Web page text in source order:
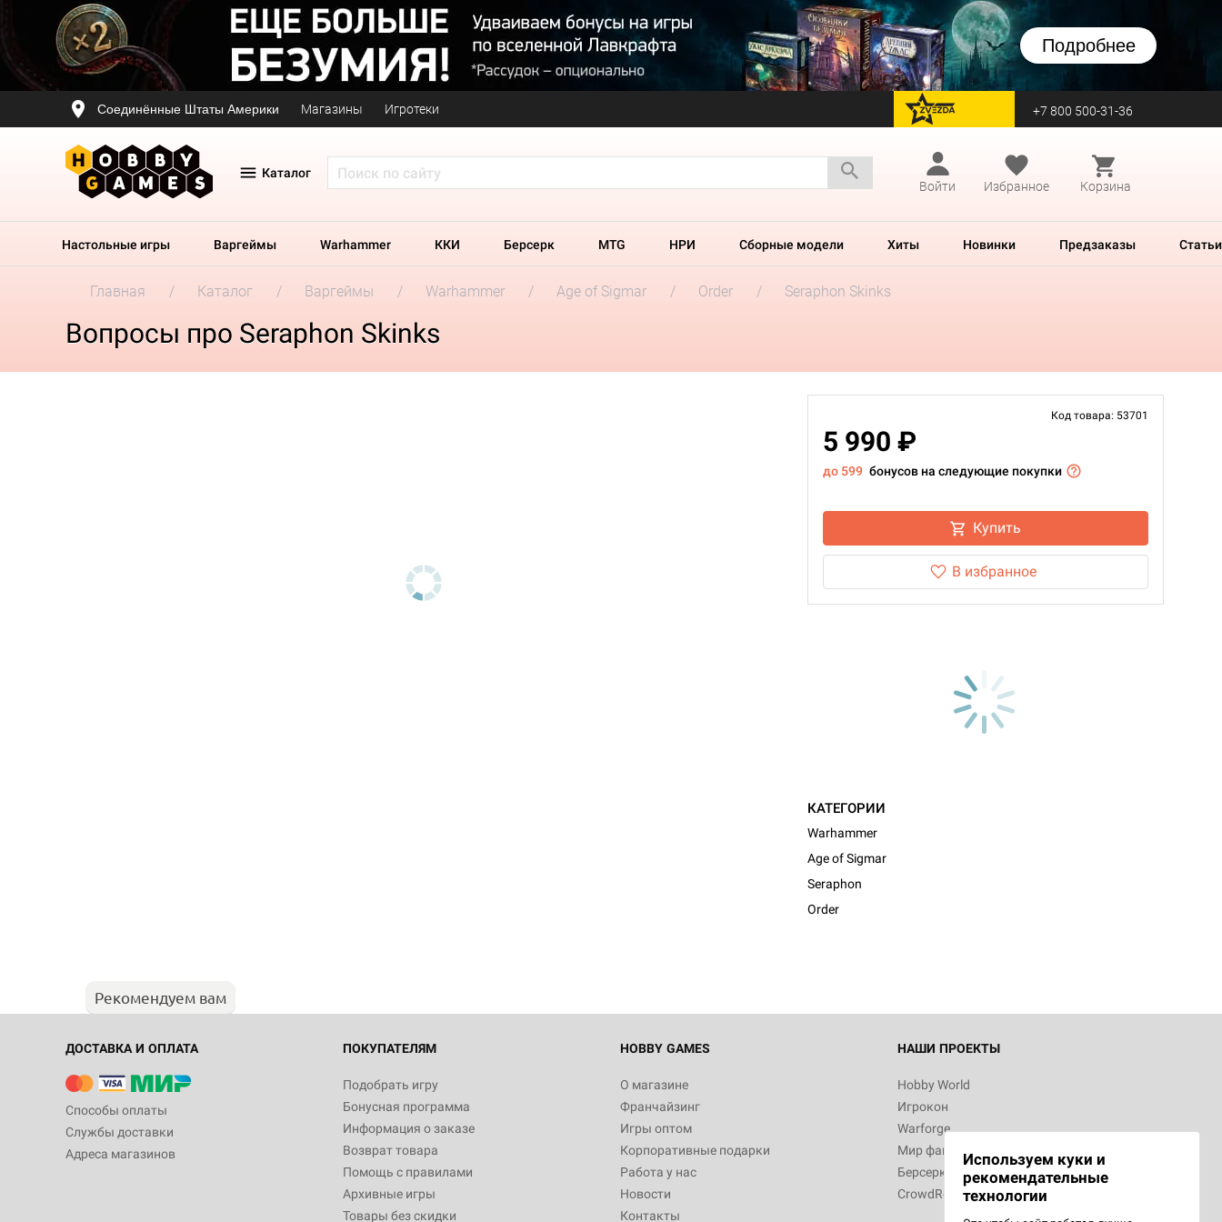
Подробнее
Соединённые Штаты Америки Магазины Игротеки перейти на Zvezda +7 800 500-31-36
Каталог
Войти
Избранное Корзина
Настольные игры Варгеймы Warhammer ККИ Берсерк MTG НРИ Сборные модели Хиты Новинки Предзаказы Статьи
Главная Каталог Варгеймы Warhammer Age of Sigmar Order Seraphon Skinks
Вопросы про Seraphon Skinks
Код товара: 53701
5 990 ₽
до 599 бонусов на следующие покупки
Купить
В избранное
КАТЕГОРИИ
Warhammer
Age of Sigmar
Seraphon
Order
Рекомендуем вам
ДОСТАВКА И ОПЛАТА
Способы оплаты
Службы доставки
Адреса магазинов
ПОКУПАТЕЛЯМ
Подобрать игру
Бонусная программа
Информация о заказе
Возврат товара
Помощь с правилами
Архивные игры
Товары без скидки
HOBBY GAMES
О магазине
Франчайзинг
Игры оптом
Корпоративные подарки
Работа у нас
Новости
Контакты
НАШИ ПРОЕКТЫ
Hobby World
Игрокон
Warforge
Мир фантастики
Берсерк
CrowdRepublic
Используем куки и
рекомендательные
технологии